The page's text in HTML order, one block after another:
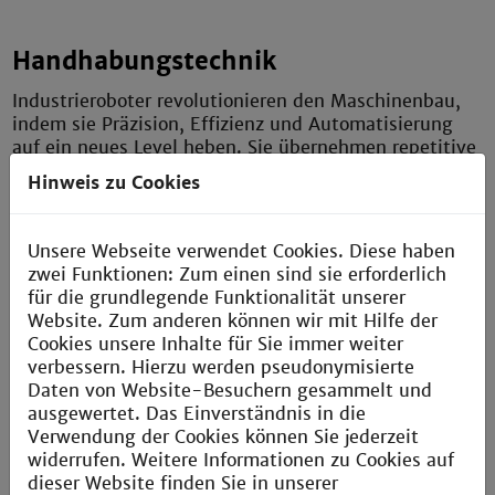
Handhabungstechnik
Industrieroboter revolutionieren den Maschinenbau,
indem sie Präzision, Effizienz und Automatisierung
auf ein neues Level heben. Sie übernehmen repetitive
oder komplexe Aufgaben und steigern so
Produktivität, Qualität und Sicherheit in der
mehr erfahren
Qualitätssicherung
Präzise Oberflächenmessung und Laserinterferometrie
sind essenzielle Werkzeuge der Qualitätssicherung im
Maschinenbau, um höchste Maßhaltigkeit und
Hinweis zu Cookies
Unsere Webseite verwendet Cookies. Diese haben
zwei Funktionen: Zum einen sind sie erforderlich
für die grundlegende Funktionalität unserer
Website. Zum anderen können wir mit Hilfe der
Cookies unsere Inhalte für Sie immer weiter
verbessern. Hierzu werden pseudonymisierte
Daten von Website-Besuchern gesammelt und
ausgewertet. Das Einverständnis in die
Verwendung der Cookies können Sie jederzeit
widerrufen. Weitere Informationen zu Cookies auf
dieser Website finden Sie in unserer